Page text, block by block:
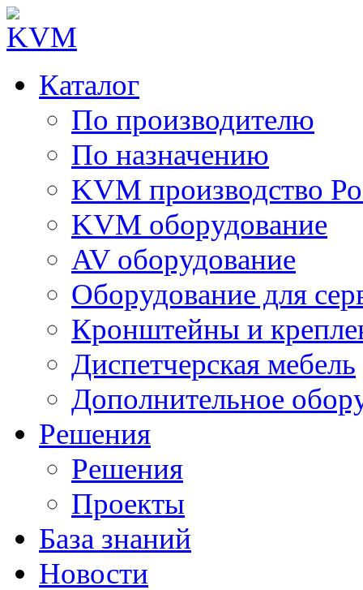
Каталог
По производителю
По назначению
KVM производство
KVM оборудование
AV оборудование
Оборудование для
Кронштейны и
Диспетчерская мебель
Дополнительное
Решения
Решения
Проекты
База знаний
Новости